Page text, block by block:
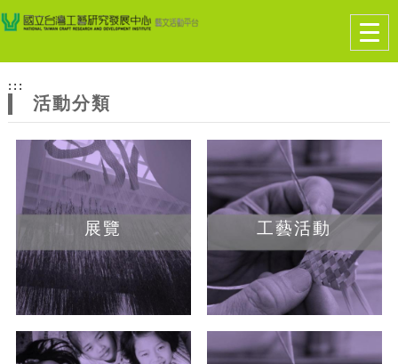
網
站
主
題
跳到主要內容
網站導覽
:::
活動分類
展覽 工藝活動